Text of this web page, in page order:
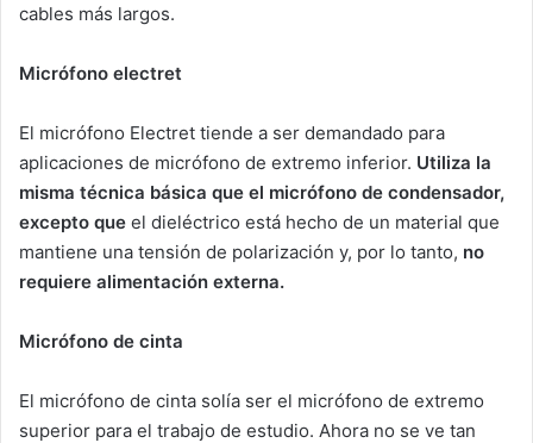
cables más largos.
Micrófono electret
El micrófono Electret tiende a ser demandado para
aplicaciones de micrófono de extremo inferior. Utiliza la
misma técnica básica que el micrófono de condensador,
excepto que el dieléctrico está hecho de un material que
mantiene una tensión de polarización y, por lo tanto, no
requiere alimentación externa.
Micrófono de cinta
El micrófono de cinta solía ser el micrófono de extremo
superior para el trabajo de estudio. Ahora no se ve tan